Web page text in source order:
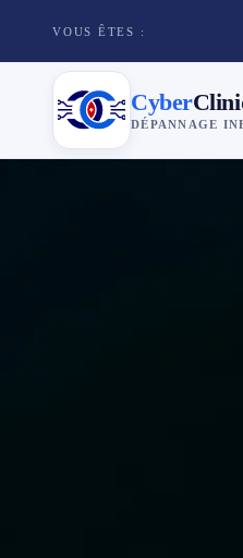
VOUS ÊTES :
Cyber
DÉPANNAGE